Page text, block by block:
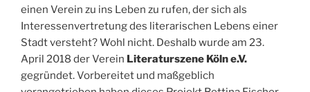
einen Verein zu ins Leben zu rufen, der sich als
Interessenvertretung des literarischen Lebens einer
Stadt versteht? Wohl nicht. Deshalb wurde am 23.
April 2018 der Verein Literaturszene Köln e.V.
gegründet. Vorbereitet und maßgeblich